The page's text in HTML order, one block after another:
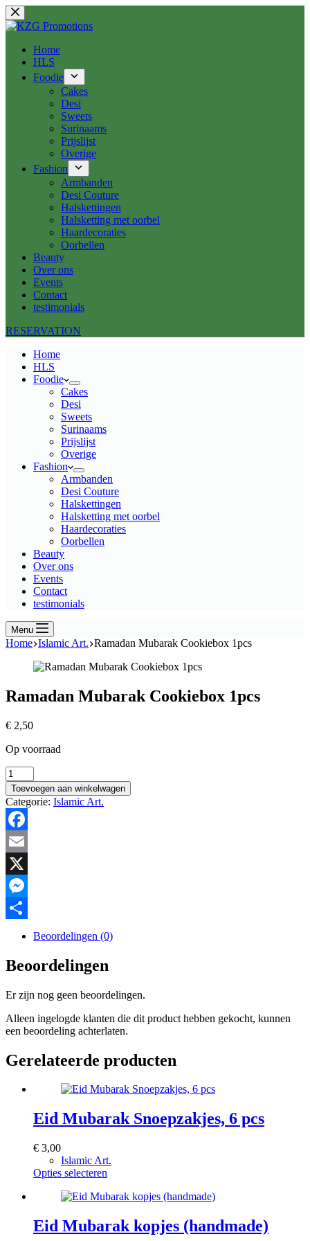
Ga
naar
inhoudHome
HLS
Foodie
Cakes
Desi
Sweets
Surinaams
Prijslijst
Overige
Fashion
Armbanden
Desi Couture
Halskettingen
Halsketting met oorbel
Haardecoraties
Oorbellen
Beauty
Over ons
Events
Contact
testimonials
RESERVATION
Home
HLS
Foodie
Cakes
Desi
Sweets
Surinaams
Prijslijst
Overige
Fashion
Armbanden
Desi Couture
Halskettingen
Halsketting met oorbel
Haardecoraties
Oorbellen
Beauty
Over ons
Events
Contact
testimonials
Menu
Home Islamic Art. Ramadan Mubarak Cookiebox 1pcs
Ramadan Mubarak Cookiebox 1pcs
€ 2,50
Op voorraad
Ramadan
Mubarak
Cookiebox
1pcs
hoeveelheid
Toevoegen aan winkelwagen
Categorie: Islamic Art.
Facebook
Email
X
Messenger
Beoordelingen (0)
Beoordelingen
Er zijn nog geen beoordelingen.
Alleen ingelogde klanten die dit product hebben gekocht, kunnen
een beoordeling achterlaten.
Gerelateerde producten
Eid Mubarak Snoepzakjes, 6 pcs
€ 3,00
Islamic Art.
Opties selecteren
heeft
variaties.
Deze
Eid Mubarak kopjes (handmade)